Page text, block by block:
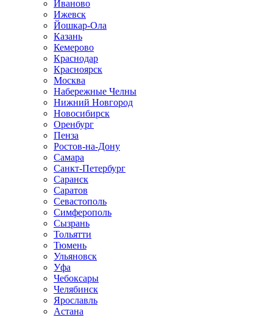
Иваново
Ижевск
Йошкар-Ола
Казань
Кемерово
Краснодар
Красноярск
Москва
Набережные Челны
Нижний Новгород
Новосибирск
Оренбург
Пенза
Ростов-на-Дону
Самара
Санкт-Петербург
Саранск
Саратов
Севастополь
Симферополь
Сызрань
Тольятти
Тюмень
Ульяновск
Уфа
Чебоксары
Челябинск
Ярославль
Астана